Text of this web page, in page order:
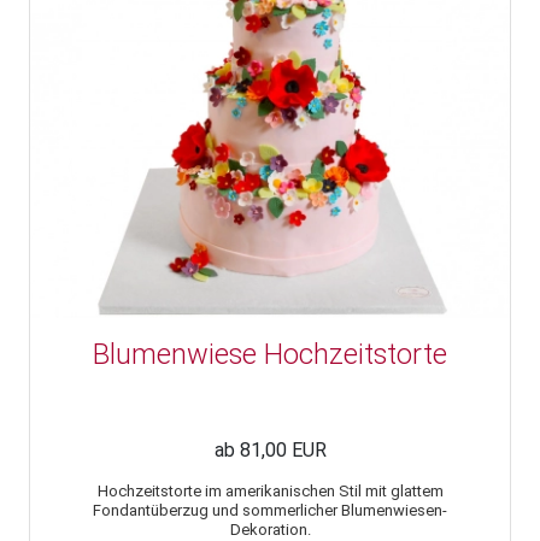
Blumenwiese Hochzeitstorte
ab 81,00 EUR
Hochzeitstorte im amerikanischen Stil mit glattem
Fondantüberzug und sommerlicher Blumenwiesen-
Dekoration.